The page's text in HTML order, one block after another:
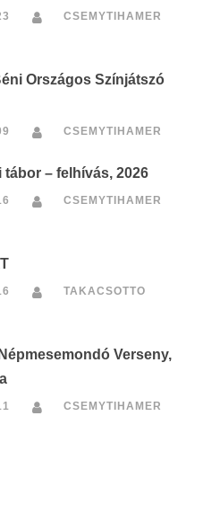
CSEMYTIHAMER
Országos Színjátszó
CSEMYTIHAMER
tábor – felhívás, 2026
CSEMYTIHAMER
TAKACSOTTO
Verseny,
CSEMYTIHAMER